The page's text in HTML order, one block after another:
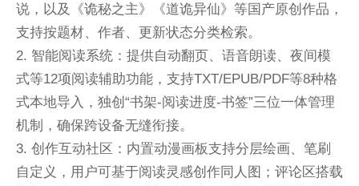
说，以及《诡秘之主》《道诡异仙》等国产原创作品，
支持按题材、作者、更新状态分类检索。
2. 智能阅读系统：提供自动翻页、语音朗读、夜间模
式等12项阅读辅助功能，支持TXT/EPUB/PDF等8种格
式本地导入，独创“书架-阅读进度-书签”三位一体管理
机制，确保跨设备无缝衔接。
3. 创作互动社区：内置动漫画板支持分层绘画、笔刷
自定义，用户可基于阅读灵感创作同人图；评论区搭载